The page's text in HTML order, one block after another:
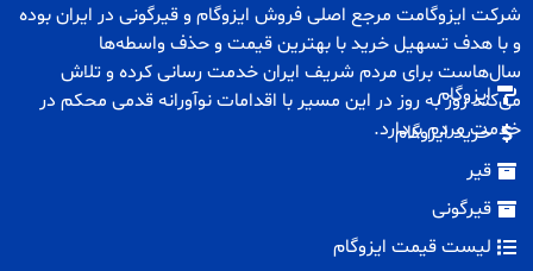
شرکت ایزوگامت مرجع اصلی فروش ایزوگام وقیرگونی در ایران بوده
و با هدف تسهیل خرید با بهترین قیمت و حذف واسطه‌ها
سال‌هاست برای مردم شریف ایران خدمت رسانی کرده و تلاش
می‌کند روز به روز در این مسیر با اقدامات نوآورانه قدمی محکم در
خدمت مردم بردارد.
ایزوگام
خرید ایزوگام
قیر
قیرگونی
لیست قیمت ایزوگام